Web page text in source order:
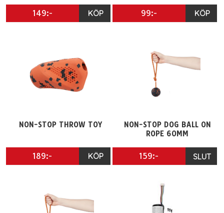
149:- KÖP 99:- KÖP
NON-STOP THROW TOY
189:- KÖP
NON-STOP DOG BALL ON
ROPE 60MM
159:- SLUT